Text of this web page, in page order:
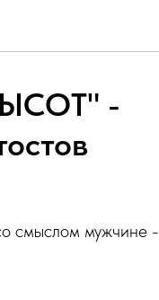
-
смыслом мужчине -